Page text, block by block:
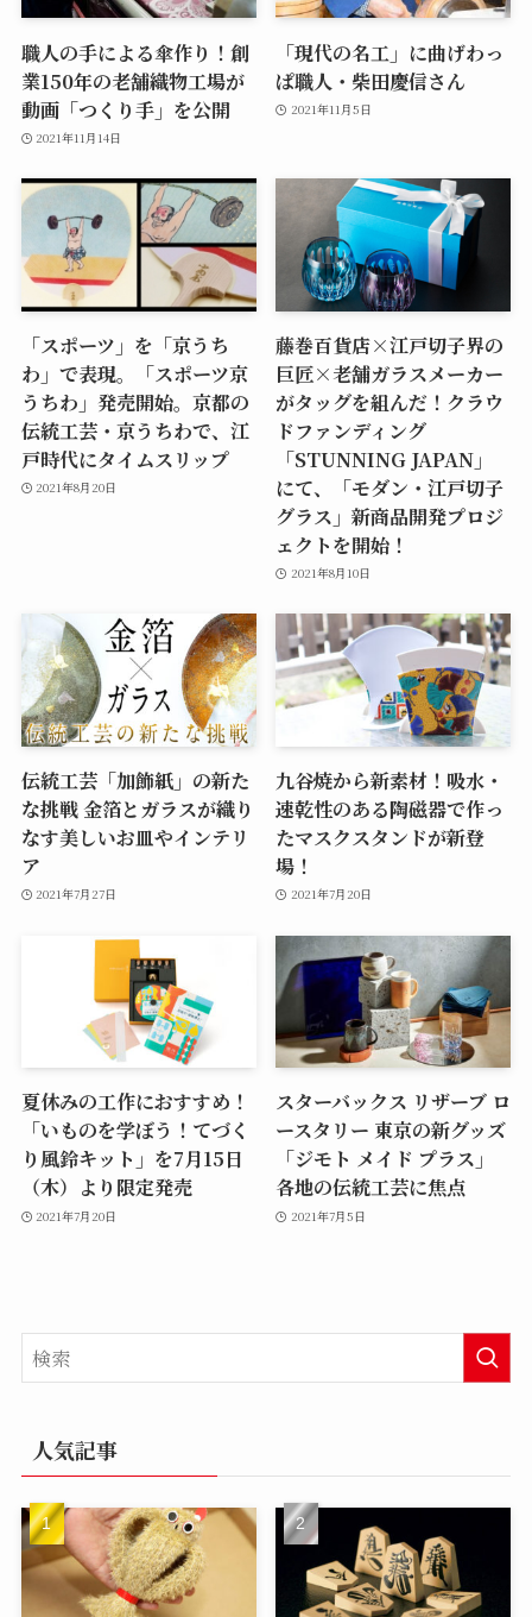
職人の手による傘作り！創
業150年の老舗織物工場が
動画「つくり手」を公開
2021年11月14日
「現代の名工」に曲げわっ
ぱ職人・柴田慶信さん
2021年11月5日
「スポーツ」を「京うち
わ」で表現。「スポーツ京
うちわ」発売開始。京都の
伝統工芸・京うちわで、江
戸時代にタイムスリップ
2021年8月20日
藤巻百貨店×江戸切子界の
巨匠×老舗ガラスメーカー
がタッグを組んだ！クラウ
ドファンディング
「STUNNING JAPAN」
にて、「モダン・江戸切子
グラス」新商品開発プロジ
ェクトを開始！
2021年8月10日
伝統工芸「加飾紙」の新た
な挑戦 金箔とガラスが織り
なす美しいお皿やインテリ
ア
2021年7月27日
九谷焼から新素材！吸水・
速乾性のある陶磁器で作っ
たマスクスタンドが新登
場！
2021年7月20日
夏休みの工作におすすめ！
「いものを学ぼう！てづく
り風鈴キット」を7月15日
（木）より限定発売
2021年7月20日
スターバックス リザーブ ロ
ースタリー 東京の新グッズ
「ジモト メイド プラス」
各地の伝統工芸に焦点
2021年7月5日
人気記事